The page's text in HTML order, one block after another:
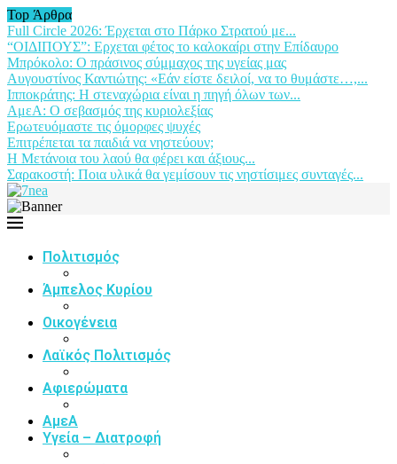
Top Άρθρα
Full Circle 2026: Έρχεται στο Πάρκο Στρατού με...
“ΟΙΔΙΠΟΥΣ”: Ερχεται φέτος το καλοκαίρι στην Επίδαυρο
Μπρόκολο: Ο πράσινος σύμμαχος της υγείας μας
Αυγουστίνος Καντιώτης: «Εάν είστε δειλοί, να το θυμάστε…,...
Ιπποκράτης: Η στεναχώρια είναι η πηγή όλων των...
ΑμεΑ: Ο σεβασμός της κυριολεξίας
Ερωτευόμαστε τις όμορφες ψυχές
Επιτρέπεται τα παιδιά να νηστεύουν;
Η Μετάνοια του λαού θα φέρει και άξιους...
Σαρακοστή: Ποια υλικά θα γεμίσουν τις νηστίσιμες συνταγές...
Πολιτισμός
Άμπελος Κυρίου
Οικογένεια
Λαϊκός Πολιτισμός
Αφιερώματα
ΑμεΑ
Υγεία – Διατροφή